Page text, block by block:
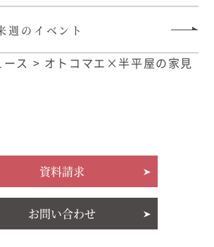
週のイベント
ス > オトコマエ×半平屋の家見
資料請求
お問い合わせ